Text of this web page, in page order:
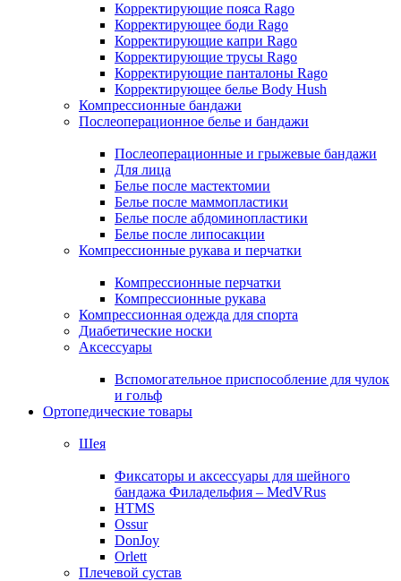
Корректирующие пояса Rago
Корректирующее боди Rago
Корректирующие капри Rago
Корректирующие трусы Rago
Корректирующие панталоны Rago
Корректирующее белье Body Hush
Компрессионные бандажи
Послеоперационное белье и бандажи
Послеоперационные и грыжевые бандажи
Для лица
Белье после мастектомии
Белье после маммопластики
Белье после абдоминопластики
Белье после липосакции
Компрессионные рукава и перчатки
Компрессионные перчатки
Компрессионные рукава
Компрессионная одежда для спорта
Диабетические носки
Аксессуары
Вспомогательное приспособление для чулок
и гольф
Ортопедические товары
Шея
Фиксаторы и аксессуары для шейного
бандажа Филадельфия – MedVRus
HTMS
Ossur
DonJoy
Orlett
Плечевой сустав